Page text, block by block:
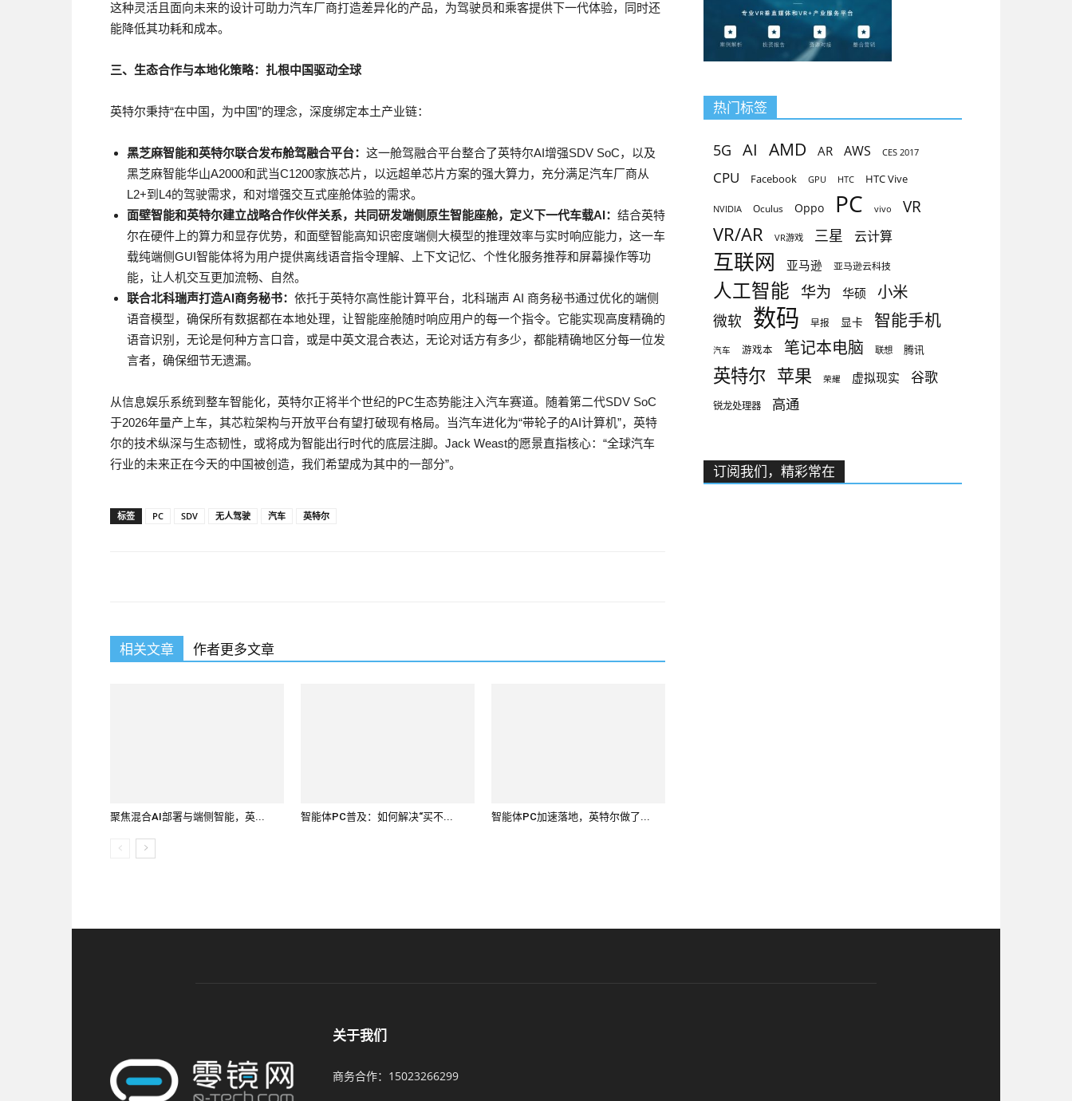
这种灵活且面向未来的设计可助力汽车厂商打造差异化的产品，为驾驶员和乘客提供下一代体验，同时还
能降低其功耗和成本。
三、生态合作与本地化策略：扎根中国驱动全球
英特尔秉持“在中国，为中国”的理念，深度绑定本土产业链：
黑芝麻智能和英特尔联合发布舱驾融合平台： 这一舱驾融合平台整合了英特尔AI增强SDV SoC，以及
黑芝麻智能华山A2000和武当C1200家族芯片，以远超单芯片方案的强大算力，充分满足汽车厂商从
L2+到L4的驾驶需求，和对增强交互式座舱体验的需求。
面壁智能和英特尔建立战略合作伙伴关系，共同研发端侧原生智能座舱，定义下一代车载AI： 结合英特
尔在硬件上的算力和显存优势，和面壁智能高知识密度端侧大模型的推理效率与实时响应能力，这一车
载纯端侧GUI智能体将为用户提供离线语音指令理解、上下文记忆、个性化服务推荐和屏幕操作等功
能，让人机交互更加流畅、自然。
联合北科瑞声打造AI商务秘书： 依托于英特尔高性能计算平台，北科瑞声 AI 商务秘书通过优化的端侧
语音模型，确保所有数据都在本地处理，让智能座舱随时响应用户的每一个指令。它能实现高度精确的
语音识别，无论是何种方言口音，或是中英文混合表达，无论对话方有多少，都能精确地区分每一位发
言者，确保细节无遗漏。
从信息娱乐系统到整车智能化，英特尔正将半个世纪的PC生态势能注入汽车赛道。随着第二代SDV SoC
于2026年量产上车，其芯粒架构与开放平台有望打破现有格局。当汽车进化为“带轮子的AI计算机”，英特
尔的技术纵深与生态韧性，或将成为智能出行时代的底层注脚。Jack Weast的愿景直指核心：“全球汽车
行业的未来正在今天的中国被创造，我们希望成为其中的一部分”。
标签 PC SDV 无人驾驶 汽车 英特尔
相关文章 作者更多文章
聚焦混合AI部署与端侧智能，英... 智能体PC普及：如何解决“买不... 智能体PC加速落地，英特尔做了...
热门标签
5G AI AMD AR AWS CES 2017
CPU Facebook GPU HTC HTC Vive
NVIDIA Oculus Oppo PC vivo VR
VR/AR VR游戏 三星 云计算
互联网 亚马逊 亚马逊云科技
人工智能 华为 华硕 小米
微软 数码 早报 显卡 智能手机
汽车 游戏本 笔记本电脑 联想 腾讯
英特尔 苹果 荣耀 虚拟现实 谷歌
锐龙处理器 高通
订阅我们，精彩常在
关于我们
商务合作：15023266299